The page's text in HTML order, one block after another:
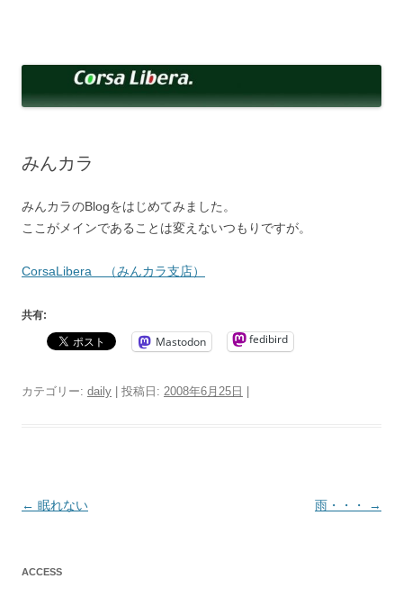
へ
ッ
みんカラ
みんカラのBlogをはじめてみました。
ここがメインであることは変えないつもりですが。
CorsaLibera （みんカラ支店）
共有:
Mastodon fedibird
カテゴリー: daily | 投稿日: 2008年6月25日 |
投
← 眠れない 雨・・・ →
ACCESS